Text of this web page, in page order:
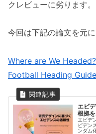
クレビューに劣ります。
今回は下記の論文を元に
Where are We
Football Heading
エビ
根拠
エビデ
ビデン
ンダム